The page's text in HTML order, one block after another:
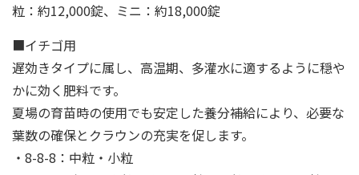
粒：約12,000錠、ミニ：約18,000錠
■イチゴ用
遅効きタイプに属し、高温期、多灌水に適するように穏や
かに効く肥料です。
夏場の育苗時の使用でも安定した養分補給により、必要な
葉数の確保とクラウンの充実を促します。
・8-8-8：中粒・小粒